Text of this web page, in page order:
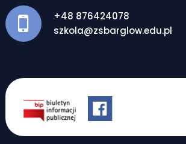
+48 876424078
szkola@zsbarglow.edu.pl